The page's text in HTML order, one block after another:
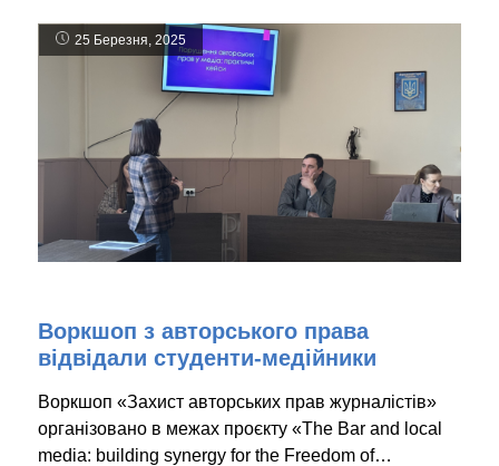
25 Березня, 2025
Воркшоп з авторського права
відвідали студенти-медійники
Воркшоп «Захист авторських прав журналістів»
організовано в межах проєкту «The Bar and local
media: building synergy for the Freedom of…